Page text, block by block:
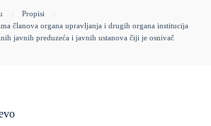
Propisi
članova organa upravljanja i drugih organa institucija
javnih preduzeća i javnih ustanova čiji je osnivač